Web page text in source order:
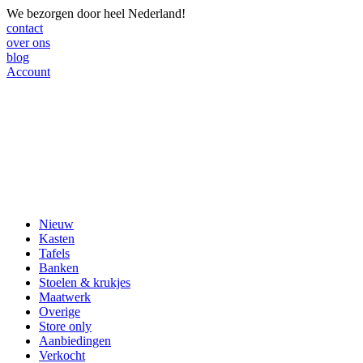
We bezorgen door heel Nederland!
contact
over ons
blog
Account
Nieuw
Kasten
Tafels
Banken
Stoelen & krukjes
Maatwerk
Overige
Store only
Aanbiedingen
Verkocht